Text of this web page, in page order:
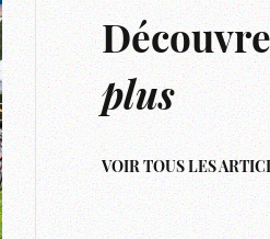
plus
VOIR TOUS LES